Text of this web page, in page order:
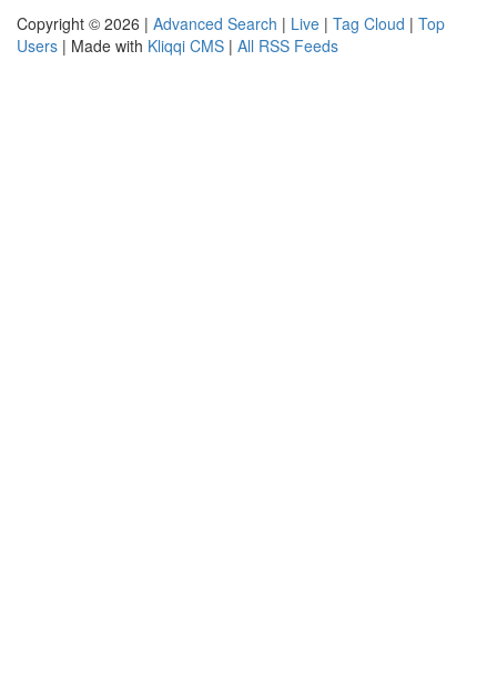
Copyright © 2026 | Advanced Search | Live | Tag Cloud | Top
Users | Made with Kliqqi CMS | All RSS Feeds